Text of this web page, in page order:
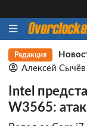
Редакция
Алексей Сычёв
Intel
W3565: